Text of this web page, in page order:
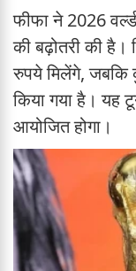
फीफा ने 2026
की बढ़ोतरी की है।
रुपये मिलेंगे,
किया गया है। यह
आयोजित होगा।